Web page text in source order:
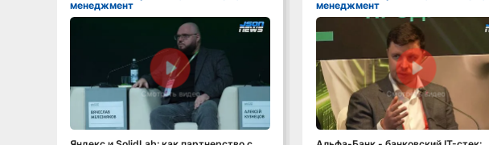
менеджмент
Смотреть видео
менеджмент
Смотреть видео